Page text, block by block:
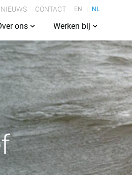
NIEUWS CONTACT EN NL
ons Werken bij